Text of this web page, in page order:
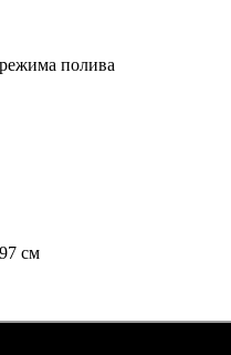
полива
см